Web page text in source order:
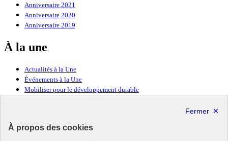
À propos des cookies
Anniversaire 2021
Anniversaire 2020
Anniversaire 2019
À la une
Actualités à la Une
Événements à la Une
Mobiliser pour le développement durable
Ressources